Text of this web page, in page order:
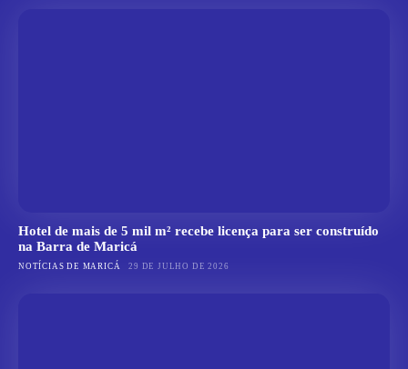
Hotel de mais de 5 mil m² recebe licença para ser construído
na Barra de Maricá
NOTÍCIAS DE MARICÁ 29 DE JULHO DE 2026